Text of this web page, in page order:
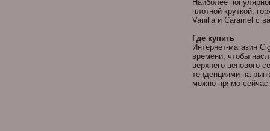
Наиболее
плотной круткой,
Vanilla и Caramel с
Где купить
Интернет-магазин
времени, чтобы
верхнего ценового
тенденциями на
можно прямо